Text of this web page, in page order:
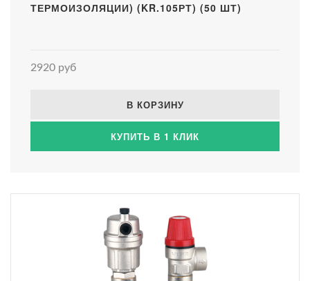
ТЕРМОИЗОЛЯЦИИ) (KR.105РТ) (50 ШТ)
2920 руб
В КОРЗИНУ
КУПИТЬ В 1 КЛИК